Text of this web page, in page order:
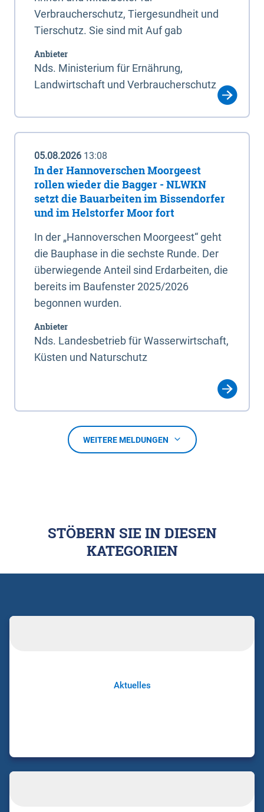
Verbraucherschutz, Tiergesundheit und
Tierschutz. Sie sind mit Auf gab
Anbieter
Nds. Ministerium für Ernährung,
Landwirtschaft und Verbraucherschutz
05.08.2026 13:08
In der Hannoverschen Moorgeest
rollen wieder die Bagger - NLWKN
setzt die Bauarbeiten im Bissendorfer
und im Helstorfer Moor fort
In der „Hannoverschen Moorgeest“ geht
die Bauphase in die sechste Runde. Der
überwiegende Anteil sind Erdarbeiten, die
bereits im Baufenster 2025/2026
begonnen wurden.
Anbieter
Nds. Landesbetrieb für Wasserwirtschaft,
Küsten und Naturschutz
WEITERE MELDUNGEN
STÖBERN SIE IN DIESEN
KATEGORIEN
Aktuelles